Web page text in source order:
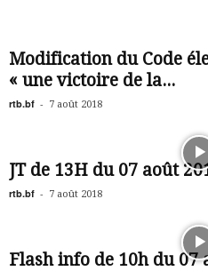
Modification du Code
« une victoire de la...
rtb.bf - 7 août 2018
JT de 13H du 07 août
rtb.bf - 7 août 2018
Flash info de 10h du 07